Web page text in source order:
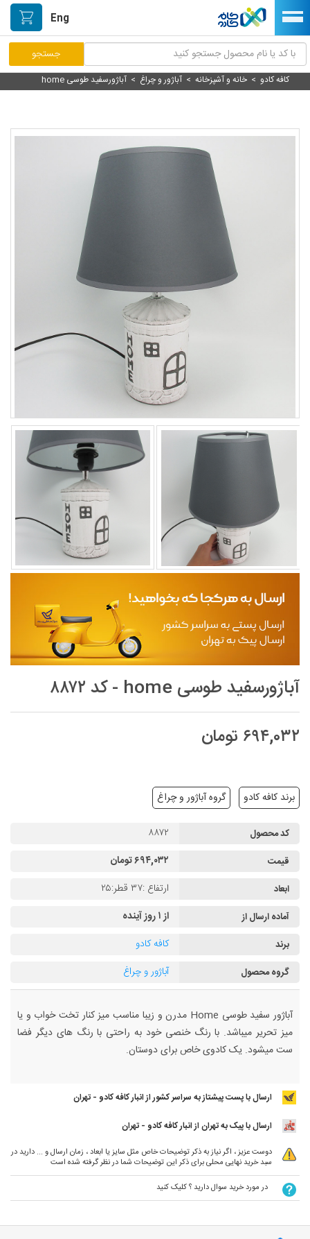
Eng
مرکز پاسخگویی مشتریان
دسته بندی محصولات
خیابان هنر/بازار دستآفریده ها
حمایت از تولیدکنندگان
سوالات متداول
کافه کادو > خانه و آشپزخانه > آباژور و چراغ > آباژورسفید طوسی home
آباژورسفید طوسی home - کد ۸۸۷۲
۶۹۴,۰۳۲ تومان
برند کافه کادو گروه آباژور و چراغ
کد محصول ۸۸۷۲
قیمت ۶۹۴,۰۳۲ تومان
ابعاد ارتفاع :۳۷ قطر:۲۵
آماده ارسال از از ۱ روز آینده
برند کافه کادو
گروه محصول آباژور و چراغ
آباژور سفید طوسی Home مدرن و زیبا مناسب میز کنار تخت خواب و یا
میز تحریر میباشد. با رنگ خنصی خود به راحتی با رنگ های دیگر فضا
ست میشود. یک کادوی خاص برای دوستان.
ارسال با پست پیشتاز به سراسر کشور از انبار کافه کادو - تهران
ارسال با پیک به تهران از انبار کافه کادو - تهران
دوست عزیز ، اگر نیاز به ذکر توضیحات خاص مثل سایز یا ابعاد ، زمان ارسال و ... دارید در
سبد خرید نهایی محلی برای ذکر این توضیحات شما در نظر گرفته شده است
در مورد خرید سوال دارید ؟ کلیک کنید